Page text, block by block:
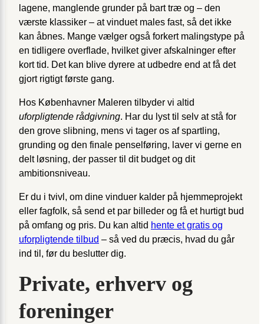
lagene, manglende grunder på bart træ og – den
værste klassiker – at vinduet males fast, så det ikke
kan åbnes. Mange vælger også forkert malingstype på
en tidligere overflade, hvilket giver afskalninger efter
kort tid. Det kan blive dyrere at udbedre end at få det
gjort rigtigt første gang.
Hos Københavner Maleren tilbyder vi altid
uforpligtende rådgivning. Har du lyst til selv at stå for
den grove slibning, mens vi tager os af spartling,
grunding og den finale penselføring, laver vi gerne en
delt løsning, der passer til dit budget og dit
ambitionsniveau.
Er du i tvivl, om dine vinduer kalder på hjemmeprojekt
eller fagfolk, så send et par billeder og få et hurtigt bud
på omfang og pris. Du kan altid hente et gratis og
uforpligtende tilbud – så ved du præcis, hvad du går
ind til, før du beslutter dig.
Private, erhverv og
foreninger